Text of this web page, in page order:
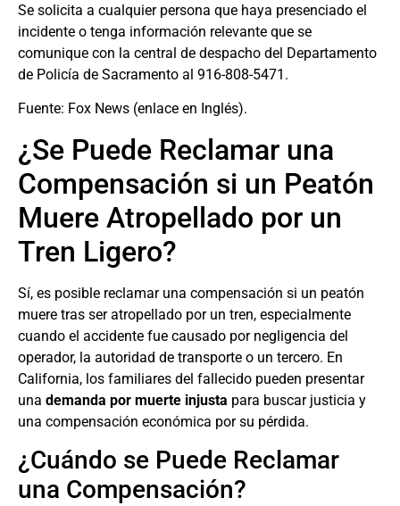
Se solicita a cualquier persona que haya presenciado el
incidente o tenga información relevante que se
comunique con la central de despacho del Departamento
de Policía de Sacramento al 916-808-5471.
Fuente: Fox News (enlace en Inglés).
¿Se Puede Reclamar una
Compensación si un Peatón
Muere Atropellado por un
Tren Ligero?
Sí, es posible reclamar una compensación si un peatón
muere tras ser atropellado por un tren, especialmente
cuando el accidente fue causado por negligencia del
operador, la autoridad de transporte o un tercero. En
California, los familiares del fallecido pueden presentar
una demanda por muerte injusta para buscar justicia y
una compensación económica por su pérdida.
¿Cuándo se Puede Reclamar
una Compensación?